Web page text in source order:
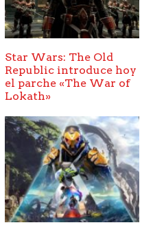
Star Wars: The Old
Republic introduce hoy
el parche «The War of
Lokath»